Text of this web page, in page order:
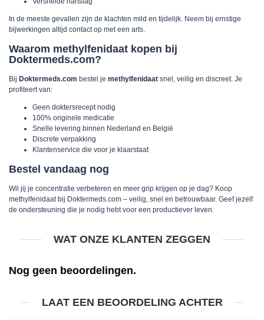
In de meeste gevallen zijn de klachten mild en tijdelijk. Neem bij ernstige
bijwerkingen altijd contact op met een arts.
Waarom methylfenidaat kopen bij
Doktermeds.com?
Bij Doktermeds.com bestel je methylfenidaat snel, veilig en discreet. Je
profiteert van:
Geen doktersrecept nodig
100% originele medicatie
Snelle levering binnen Nederland en België
Discrete verpakking
Klantenservice die voor je klaarstaat
Bestel vandaag nog
Wil jij je concentratie verbeteren en meer grip krijgen op je dag? Koop
methylfenidaat bij Doktermeds.com – veilig, snel en betrouwbaar. Geef jezelf
de ondersteuning die je nodig hebt voor een productiever leven.
WAT ONZE KLANTEN ZEGGEN
Nog geen beoordelingen.
LAAT EEN BEOORDELING ACHTER